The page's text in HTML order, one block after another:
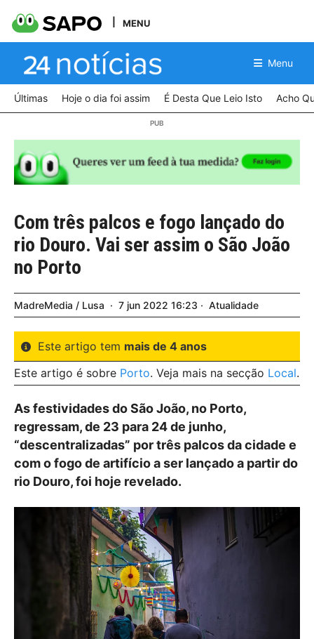
MENU
Menu
Últimas Hoje o dia foi assim É Desta Que Leio Isto Acho
Com três palcos e fogo lançado do
rio Douro. Vai ser assim o São João
no Porto
MadreMedia / Lusa 7 jun 2022 16:23 Atualidade
Este artigo tem mais de 4 anos
Este artigo é sobre Porto. Veja mais na secção Local.
As festividades do São João, no Porto,
regressam, de 23 para 24 de junho,
“descentralizadas” por três palcos da cidade e
com o fogo de artifício a ser lançado a partir do
rio Douro, foi hoje revelado.